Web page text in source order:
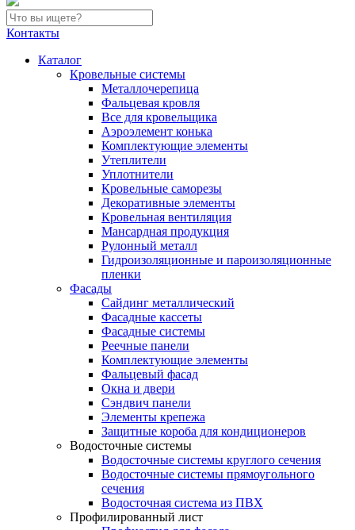
Контакты
Каталог
Кровельные системы
Металлочерепица
Фальцевая кровля
Все для кровельщика
Аэроэлемент конька
Комплектующие элементы
Утеплители
Уплотнители
Кровельные саморезы
Декоративные элементы
Кровельная вентиляция
Мансардная продукция
Рулонный металл
Гидроизоляционные и пароизоляционные
пленки
Фасады
Сайдинг металлический
Фасадные кассеты
Фасадные системы
Реечные панели
Комплектующие элементы
Фальцевый фасад
Окна и двери
Сэндвич панели
Элементы крепежа
Защитные короба для кондиционеров
Водосточные системы
Водосточные системы круглого сечения
Водосточные системы прямоугольного
сечения
Водосточная система из ПВХ
Профилированный лист